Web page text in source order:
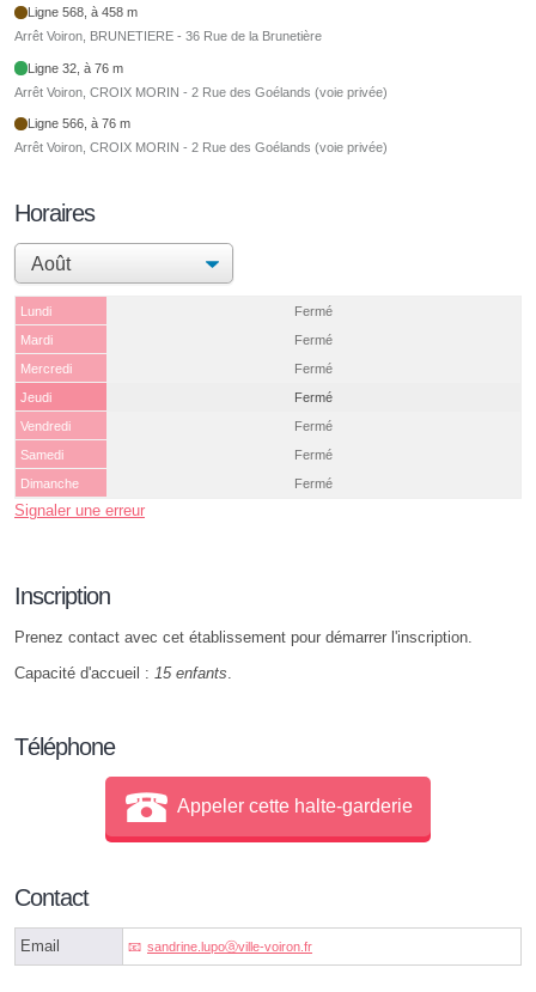
Ligne 568, à 458 m
Arrêt Voiron, BRUNETIERE - 36 Rue de la Brunetière
Ligne 32, à 76 m
Arrêt Voiron, CROIX MORIN - 2 Rue des Goélands (voie privée)
Ligne 566, à 76 m
Arrêt Voiron, CROIX MORIN - 2 Rue des Goélands (voie privée)
Horaires
Lundi
Fermé
Mardi
Fermé
Mercredi
Fermé
Jeudi
Fermé
Vendredi
Fermé
Samedi
Fermé
Dimanche
Fermé
Signaler une erreur
Inscription
Prenez contact avec cet établissement pour démarrer l'inscription.
Capacité d'accueil : 15 enfants
Téléphone
Appeler cette halte-garderie
Contact
Email sandrine.lupoⓐville-voiron.fr